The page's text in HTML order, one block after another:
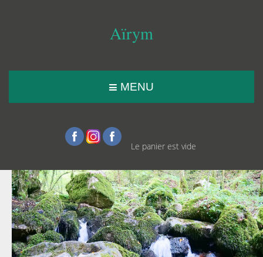
Aïrym
MENU
Le panier est vide